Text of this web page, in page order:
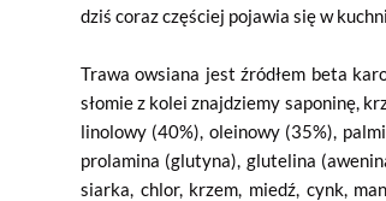
dziś coraz częściej pojawia się w
Trawa owsiana jest źródłem beta
słomie z kolei znajdziemy saponinę,
linolowy (40%), oleinowy (35%),
prolamina (glutyna), glutelina
siarka, chlor, krzem, miedź, cynk,